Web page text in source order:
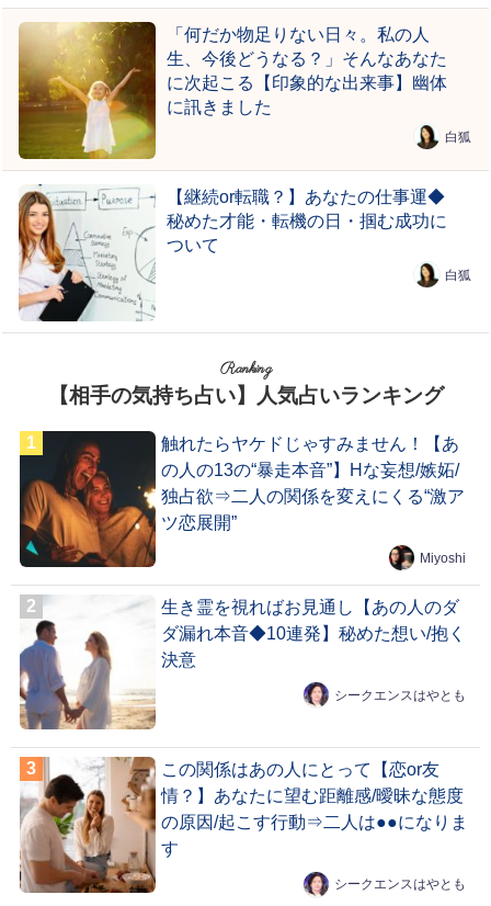
「何だか物足りない日々。私の人
生、今後どうなる？」そんなあなた
に次起こる【印象的な出来事】幽体
に訊きました
白狐
【継続or転職？】あなたの仕事運◆
秘めた才能・転機の日・掴む成功に
ついて
白狐
Ranking
【相手の気持ち占い】人気占いランキング
触れたらヤケドじゃすみません！【あ
の人の13の“暴走本音”】Hな妄想/嫉妬/
独占欲⇒二人の関係を変えにくる“激ア
ツ恋展開”
Miyoshi
生き霊を視ればお見通し【あの人のダ
ダ漏れ本音◆10連発】秘めた想い/抱く
決意
シークエンスはやとも
この関係はあの人にとって【恋or友
情？】あなたに望む距離感/曖昧な態度
の原因/起こす行動⇒二人は●●になりま
す
シークエンスはやとも